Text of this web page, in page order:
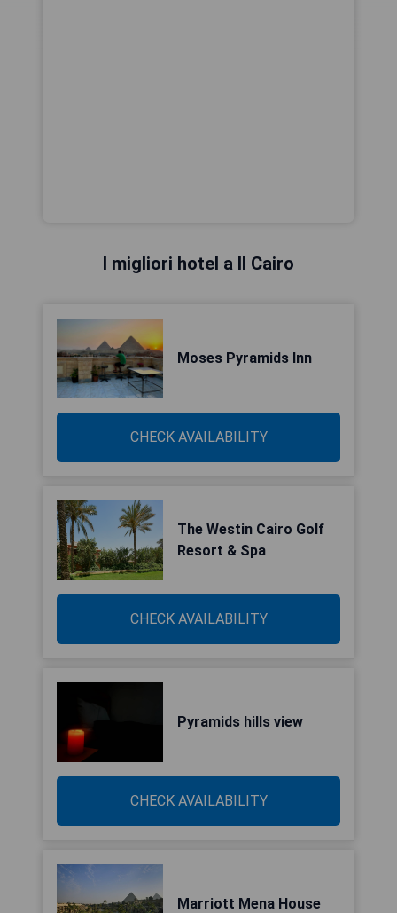
I migliori hotel a Il Cairo
Moses Pyramids Inn
CHECK AVAILABILITY
The Westin Cairo Golf
Resort & Spa
CHECK AVAILABILITY
Pyramids hills view
CHECK AVAILABILITY
Marriott Mena House